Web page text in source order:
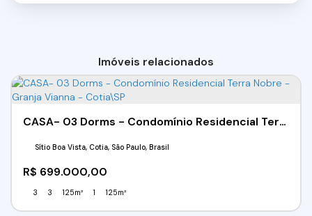
Imóveis relacionados
CASA- 03 Dorms - Condomínio Residencial Terra Nobre - Granja Vianna - Cotia\SP
R$ 699.000,00
Sítio Boa Vista, Cotia, São Paulo, Brasil
3 3 125m² 1 125m²